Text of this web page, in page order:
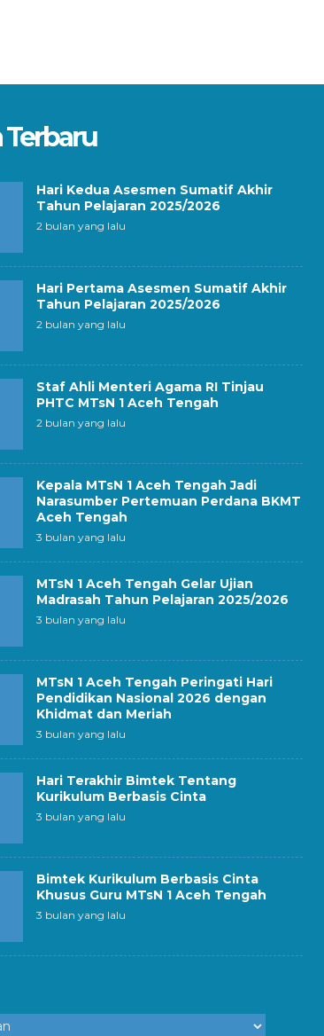
Terbaru
Hari Kedua Asesmen Sumatif Akhir
Tahun Pelajaran 2025/2026
2 bulan yang lalu
Hari Pertama Asesmen Sumatif Akhir
Tahun Pelajaran 2025/2026
2 bulan yang lalu
Staf Ahli Menteri Agama RI Tinjau
PHTC MTsN 1 Aceh Tengah
2 bulan yang lalu
Kepala MTsN 1 Aceh Tengah Jadi
Narasumber Pertemuan Perdana BKMT
Aceh Tengah
3 bulan yang lalu
MTsN 1 Aceh Tengah Gelar Ujian
Madrasah Tahun Pelajaran 2025/2026
3 bulan yang lalu
MTsN 1 Aceh Tengah Peringati Hari
Pendidikan Nasional 2026 dengan
Khidmat dan Meriah
3 bulan yang lalu
Hari Terakhir Bimtek Tentang
Kurikulum Berbasis Cinta
3 bulan yang lalu
Bimtek Kurikulum Berbasis Cinta
Khusus Guru MTsN 1 Aceh Tengah
3 bulan yang lalu